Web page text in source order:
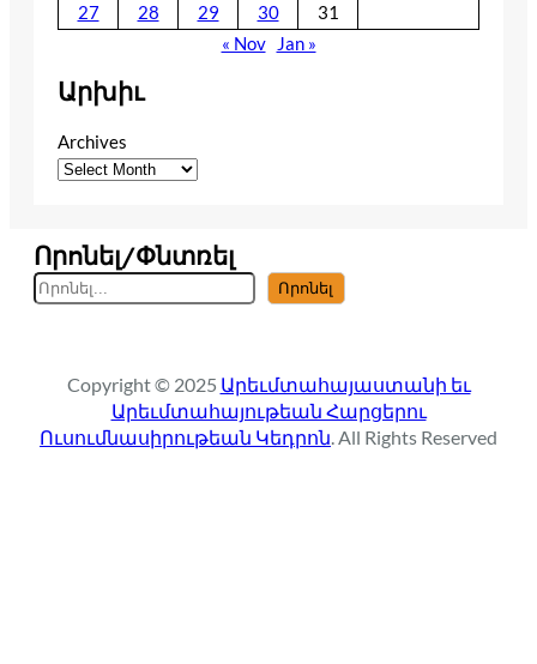
27
28 29 30
31
« Nov
Jan »
Արխիւ
Archives
Որոնել/Փնտռել
S
e
c
h
Որոնել
Copyright © 2025 Արեւմտահայաստանի եւ
Արեւմտահայութեան Հարցերու
Ուսումնասիրութեան Կեդրոն. All Rights Reserved